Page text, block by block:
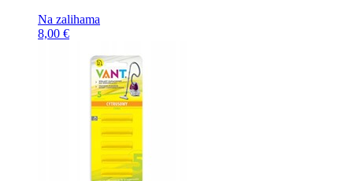
Na zalihama
8,00 €